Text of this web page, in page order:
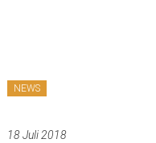
NEWS
18 Juli 2018